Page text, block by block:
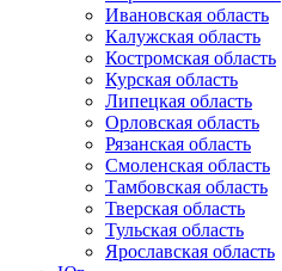
Ивановская область
Калужская область
Костромская область
Курская область
Липецкая область
Орловская область
Рязанская область
Смоленская область
Тамбовская область
Тверская область
Тульская область
Ярославская область